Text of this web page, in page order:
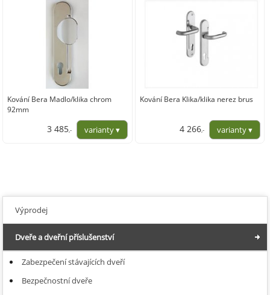
Kování Bera Madlo/klika chrom
92mm
3 485,-
Kování Bera Klika/klika nerez brus
4 266,-
Výprodej
Dveře a dveřní příslušenství
Zabezpečení stávajících dveří
Bezpečnostní dveře